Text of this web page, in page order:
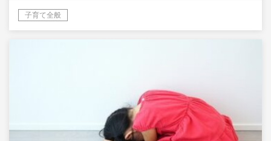
子育て全般